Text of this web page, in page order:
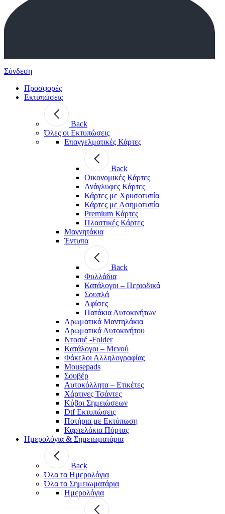
Σύνδεση
Προσφορές
Εκτυπώσεις
Back
Όλες οι Εκτυπώσεις
Επαγγελματικές Κάρτες
Back
Οικονομικές Κάρτες
Ανάγλυφες Κάρτες
Κάρτες με Χρυσοτυπία
Κάρτες με Ασημοτυπία
Premium Κάρτες
Πλαστικές Κάρτες
Μαγνητάκια
Έντυπα
Back
Φυλλάδια
Κατάλογοι – Περιοδικά
Σουπλά
Αφίσες
Πατάκια Αυτοκινήτων
Αρωματικά Μαντηλάκια
Αρωματικά Αυτοκινήτου
Ντοσιέ -Folder
Κατάλογοι – Μενού
Φάκελοι Αλληλογραφίας
Mousepads
Σουβέρ
Αυτοκόλλητα – Ετικέτες
Χάρτινες Τσάντες
Κύβοι Σημειώσεων
Dtf Εκτυπώσεις
Ποτήρια με Εκτύπωση
Καρτελάκια Πόρτας
Ημερολόγια & Σημειωματάρια
Back
Όλα τα Ημερολόγια
Όλα τα Σημειωματάρια
Ημερολόγια